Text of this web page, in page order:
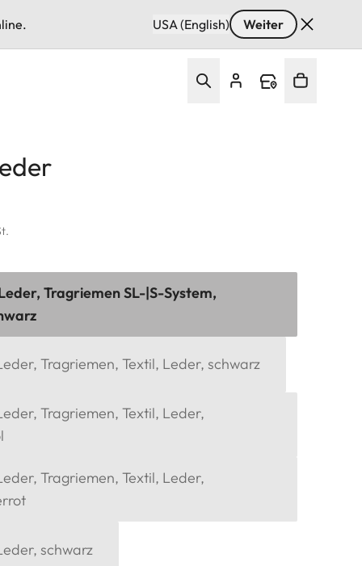
USA (English) Weiter
Tragriemen SL-|S-System,
Tragriemen, Textil, Leder, schwarz
Tragriemen, Textil, Leder,
Tragriemen, Textil, Leder,
schwarz